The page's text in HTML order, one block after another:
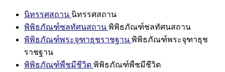
นิทรรศสถาน นิทรรศสถาน
พิพิธภัณฑ์ชลทัศนสถาน พิพิธภัณฑ์ชลทัศนสถาน
พิพิธภัณฑ์พระจุฑาธุชราชฐาน พิพิธภัณฑ์พระจุฑาธุช
ราชฐาน
พิพิธภัณฑ์พืชมีชีวิต พิพิธภัณฑ์พืชมีชีวิต